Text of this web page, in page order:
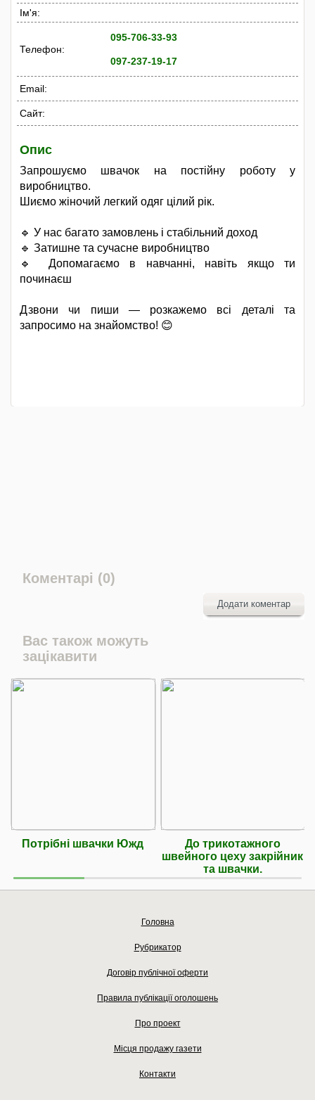
Ім'я:
Телефон:
095-706-33-93
097-237-19-17
Email:
Сайт:
Опис
Запрошуємо швачок на постійну роботу у
виробництво.
Шиємо жіночий легкий одяг цілий рік.
🔹 У нас багато замовлень і стабільний доход
🔹 Затишне та сучасне виробництво
🔹 Допомагаємо в навчанні, навіть якщо ти
починаєш
Дзвони чи пиши — розкажемо всі деталі та
запросимо на знайомство! 😊
Коментарі (0)
Додати коментар
Вас також можуть
зацікавити
Потрібні швачки Южд
До трикотажного
швейного цеху закрійник
та швачки.
Головна
Рубрикатор
Договір публічної оферти
Правила публікації оголошень
Про проект
Місця продажу газети
Контакти